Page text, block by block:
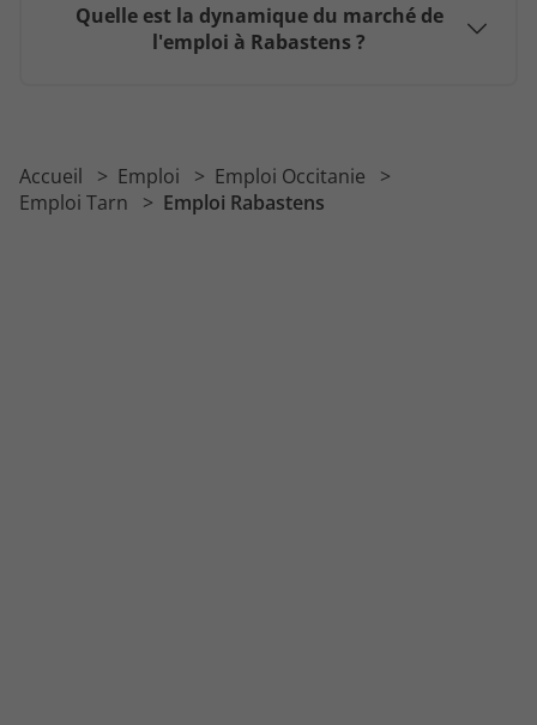
Quelle est la dynamique du marché de
l'emploi à Rabastens ?
Accueil Emploi
Emploi Occitanie
Emploi Tarn
Emploi Rabastens